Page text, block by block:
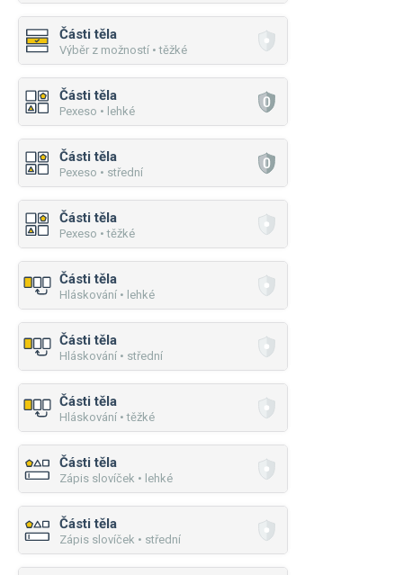
Části těla
Výběr z možností • těžké
Části těla
Pexeso • lehké
Části těla
Pexeso • střední
Části těla
Pexeso • těžké
Části těla
Hláskování • lehké
Části těla
Hláskování • střední
Části těla
Hláskování • těžké
Části těla
Zápis slovíček • lehké
Části těla
Zápis slovíček • střední